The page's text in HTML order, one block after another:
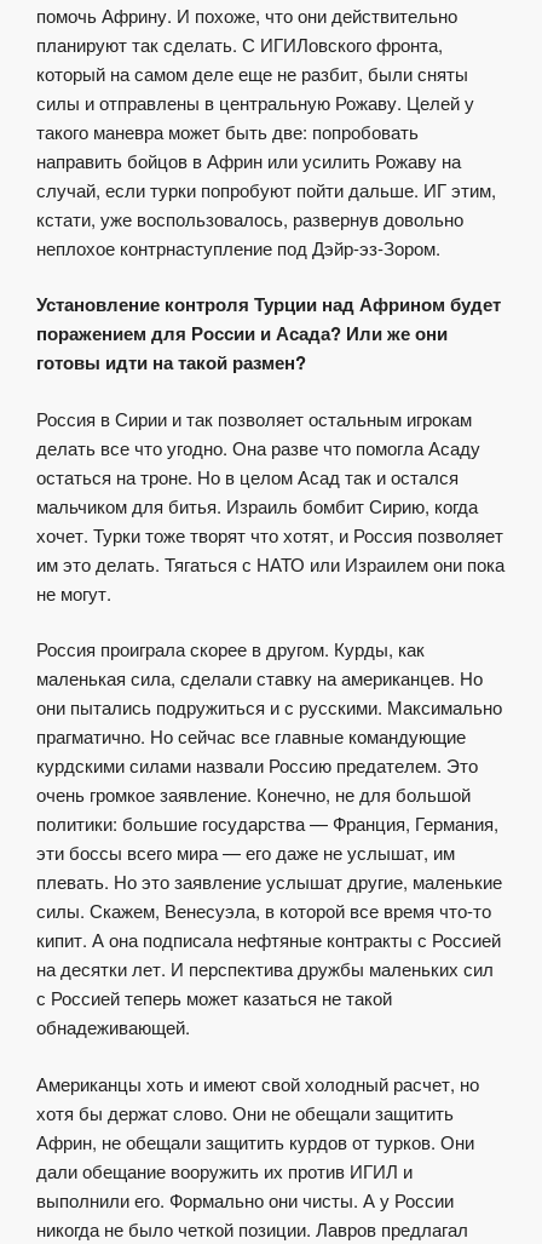
помочь Африну. И похоже, что они действительно
планируют так сделать. С ИГИЛовского фронта,
который на самом деле еще не разбит, были сняты
силы и отправлены в центральную Рожаву. Целей у
такого маневра может быть две: попробовать
направить бойцов в Африн или усилить Рожаву на
случай, если турки попробуют пойти дальше. ИГ этим,
кстати, уже воспользовалось, развернув довольно
неплохое контрнаступление под Дэйр-эз-Зором.
Установление контроля Турции над Африном будет
поражением для России и Асада? Или же они
готовы идти на такой размен?
Россия в Сирии и так позволяет остальным игрокам
делать все что угодно. Она разве что помогла Асаду
остаться на троне. Но в целом Асад так и остался
мальчиком для битья. Израиль бомбит Сирию, когда
хочет. Турки тоже творят что хотят, и Россия позволяет
им это делать. Тягаться с НАТО или Израилем они пока
не могут.
Россия проиграла скорее в другом. Курды, как
маленькая сила, сделали ставку на американцев. Но
они пытались подружиться и с русскими. Максимально
прагматично. Но сейчас все главные командующие
курдскими силами назвали Россию предателем. Это
очень громкое заявление. Конечно, не для большой
политики: большие государства — Франция, Германия,
эти боссы всего мира — его даже не услышат, им
плевать. Но это заявление услышат другие, маленькие
силы. Скажем, Венесуэла, в которой все время что-то
кипит. А она подписала нефтяные контракты с Россией
на десятки лет. И перспектива дружбы маленьких сил
с Россией теперь может казаться не такой
обнадеживающей.
Американцы хоть и имеют свой холодный расчет, но
хотя бы держат слово. Они не обещали защитить
Африн, не обещали защитить курдов от турков. Они
дали обещание вооружить их против ИГИЛ и
выполнили его. Формально они чисты. А у России
никогда не было четкой позиции. Лавров предлагал